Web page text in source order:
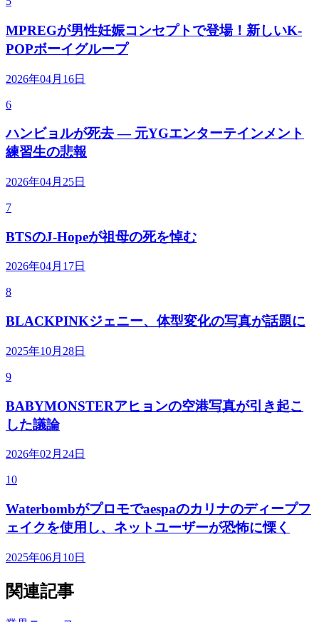
MPREGが男性妊娠コンセプトで登場！新しいK-
POPボーイグループ
2026年04月16日
6
ハンビョルが死去 — 元YGエンターテインメント
練習生の悲報
2026年04月25日
7
BTSのJ-Hopeが祖母の死を悼む
2026年04月17日
8
BLACKPINKジェニー、体型変化の写真が話題に
2025年10月28日
9
BABYMONSTERアヒョンの空港写真が引き起こ
した議論
2026年02月24日
10
Waterbombがプロモでaespaのカリナのディープフ
ェイクを使用し、ネットユーザーが恐怖に慄く
2025年06月10日
関連記事